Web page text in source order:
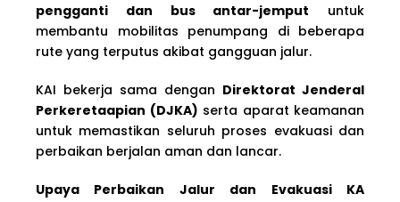
pengganti dan bus antar-jemput untuk
membantu mobilitas penumpang di beberapa
rute yang terputus akibat gangguan jalur.
KAI bekerja sama dengan Direktorat Jenderal
Perkeretaapian (DJKA) serta aparat keamanan
untuk memastikan seluruh proses evakuasi dan
perbaikan berjalan aman dan lancar.
Upaya Perbaikan Jalur dan Evakuasi KA